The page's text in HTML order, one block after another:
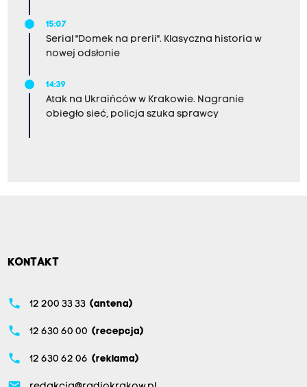
15:07
Serial "Domek na prerii". Klasyczna historia w
nowej odsłonie
14:39
Atak na Ukraińców w Krakowie. Nagranie
obiegło sieć, policja szuka sprawcy
KONTAKT
phone 12 200 33 33 (antena)
phone 12 630 60 00 (recepcja)
phone 12 630 62 06 (reklama)